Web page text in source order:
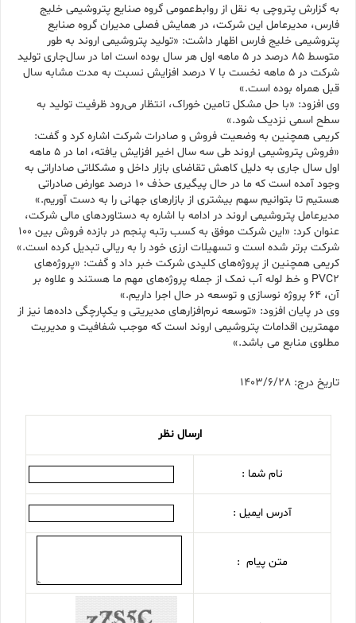
به گزارش پتروچی به نقل از روابط‌عمومی گروه صنایع پتروشیمی خلیج
فارس، مدیرعامل این شرکت، در همایش فصلی مدیران گروه صنایع
پتروشیمی خلیج فارس اظهار داشت: «تولید پتروشیمی اروند به طور
متوسط ۸۵ درصد در ۵ ماهه اول هر سال بوده است اما در سال‌جاری تولید
شرکت در ۵ ماهه نخست با ۷ درصد افزایش نسبت به مدت مشابه سال
قبل همراه بوده است.»
وی افزود: «با حل مشکل تامین خوراک، انتظار می‌رود ظرفیت تولید به
سطح اسمی نزدیک شود.»
کریمی همچنین به وضعیت فروش و صادرات شرکت اشاره کرد و گفت:
«فروش پتروشیمی اروند طی سه سال اخیر افزایش یافته، اما در ۵ ماهه
اول سال جاری به دلیل کاهش تقاضای بازار داخل و مشکلاتی صاداراتی به
وجود آمده است که ما در حال پیگیری حذف ۱۰ درصد عوارض صادراتی
هستیم تا بتوانیم سهم بیشتری از بازارهای جهانی را به دست آوریم.»
مدیرعامل پتروشیمی اروند در ادامه با اشاره به دستاوردهای مالی شرکت،
عنوان کرد: «این شرکت موفق به کسب رتبه پنجم در بازده فروش بین ۱۰۰
شرکت برتر شده است و تسهیلات ارزی خود را به ریالی تبدیل کرده است.»
کریمی همچنین از پروژه‌های کلیدی شرکت خبر داد و گفت: «پروژه‌های
PVC2 و خط لوله آب نمک از جمله پروژه‌های مهم ما هستند و علاوه بر
آن، ۶۴ پروژه نوسازی و توسعه در حال اجرا داریم.»
وی در پایان افزود: «توسعه نرم‌افزارهای مدیریتی و یکپارچگی داده‌ها نیز از
مهمترین اقدامات پتروشیمی اروند است که موجب شفافیت و مدیریت
مطلوی منابع می باشد.»
تاریخ درج: 1403/6/28
ارسال نظر
نام شما :
آدرس ایمیل :
متن پیام :